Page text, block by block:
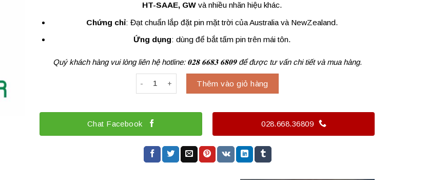
HT-SAAE, GW và nhiều nhãn hiệu khác.
Chứng chỉ: Đạt chuẩn lắp đặt pin mặt trời của Australia và NewZealand.
Ứng dụng: dùng để bắt tấm pin trên mái tôn.
Quý khách hàng vui lòng liên hệ hotline: 𝟎𝟐𝟖 𝟔𝟔𝟖𝟑 𝟔𝟖𝟎𝟗 để được tư vấn chi tiết và mua hàng.
Chân L nhôm (Mái tôn) số lượng
Thêm vào giỏ hàng
Chat Facebook 028.668.36809